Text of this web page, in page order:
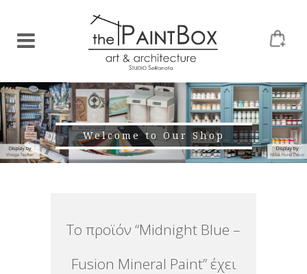
Welcome to Our Shop
Το προϊόν “Midnight Blue –
Fusion Mineral Paint” έχει